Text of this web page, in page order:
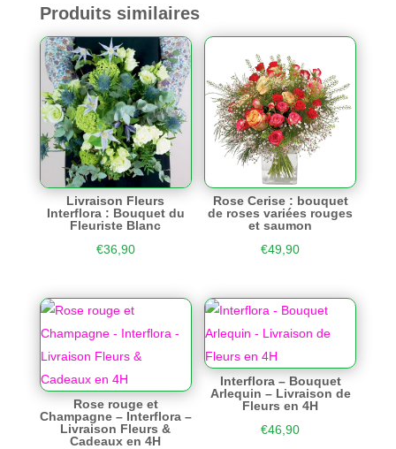
Produits similaires
Livraison Fleurs
Interflora : Bouquet du
Fleuriste Blanc
€36,90
Rose Cerise : bouquet
de roses variées rouges
et saumon
€49,90
Rose rouge et
Champagne – Interflora –
Livraison Fleurs &
Cadeaux en 4H
Interflora – Bouquet
Arlequin – Livraison de
Fleurs en 4H
€46,90